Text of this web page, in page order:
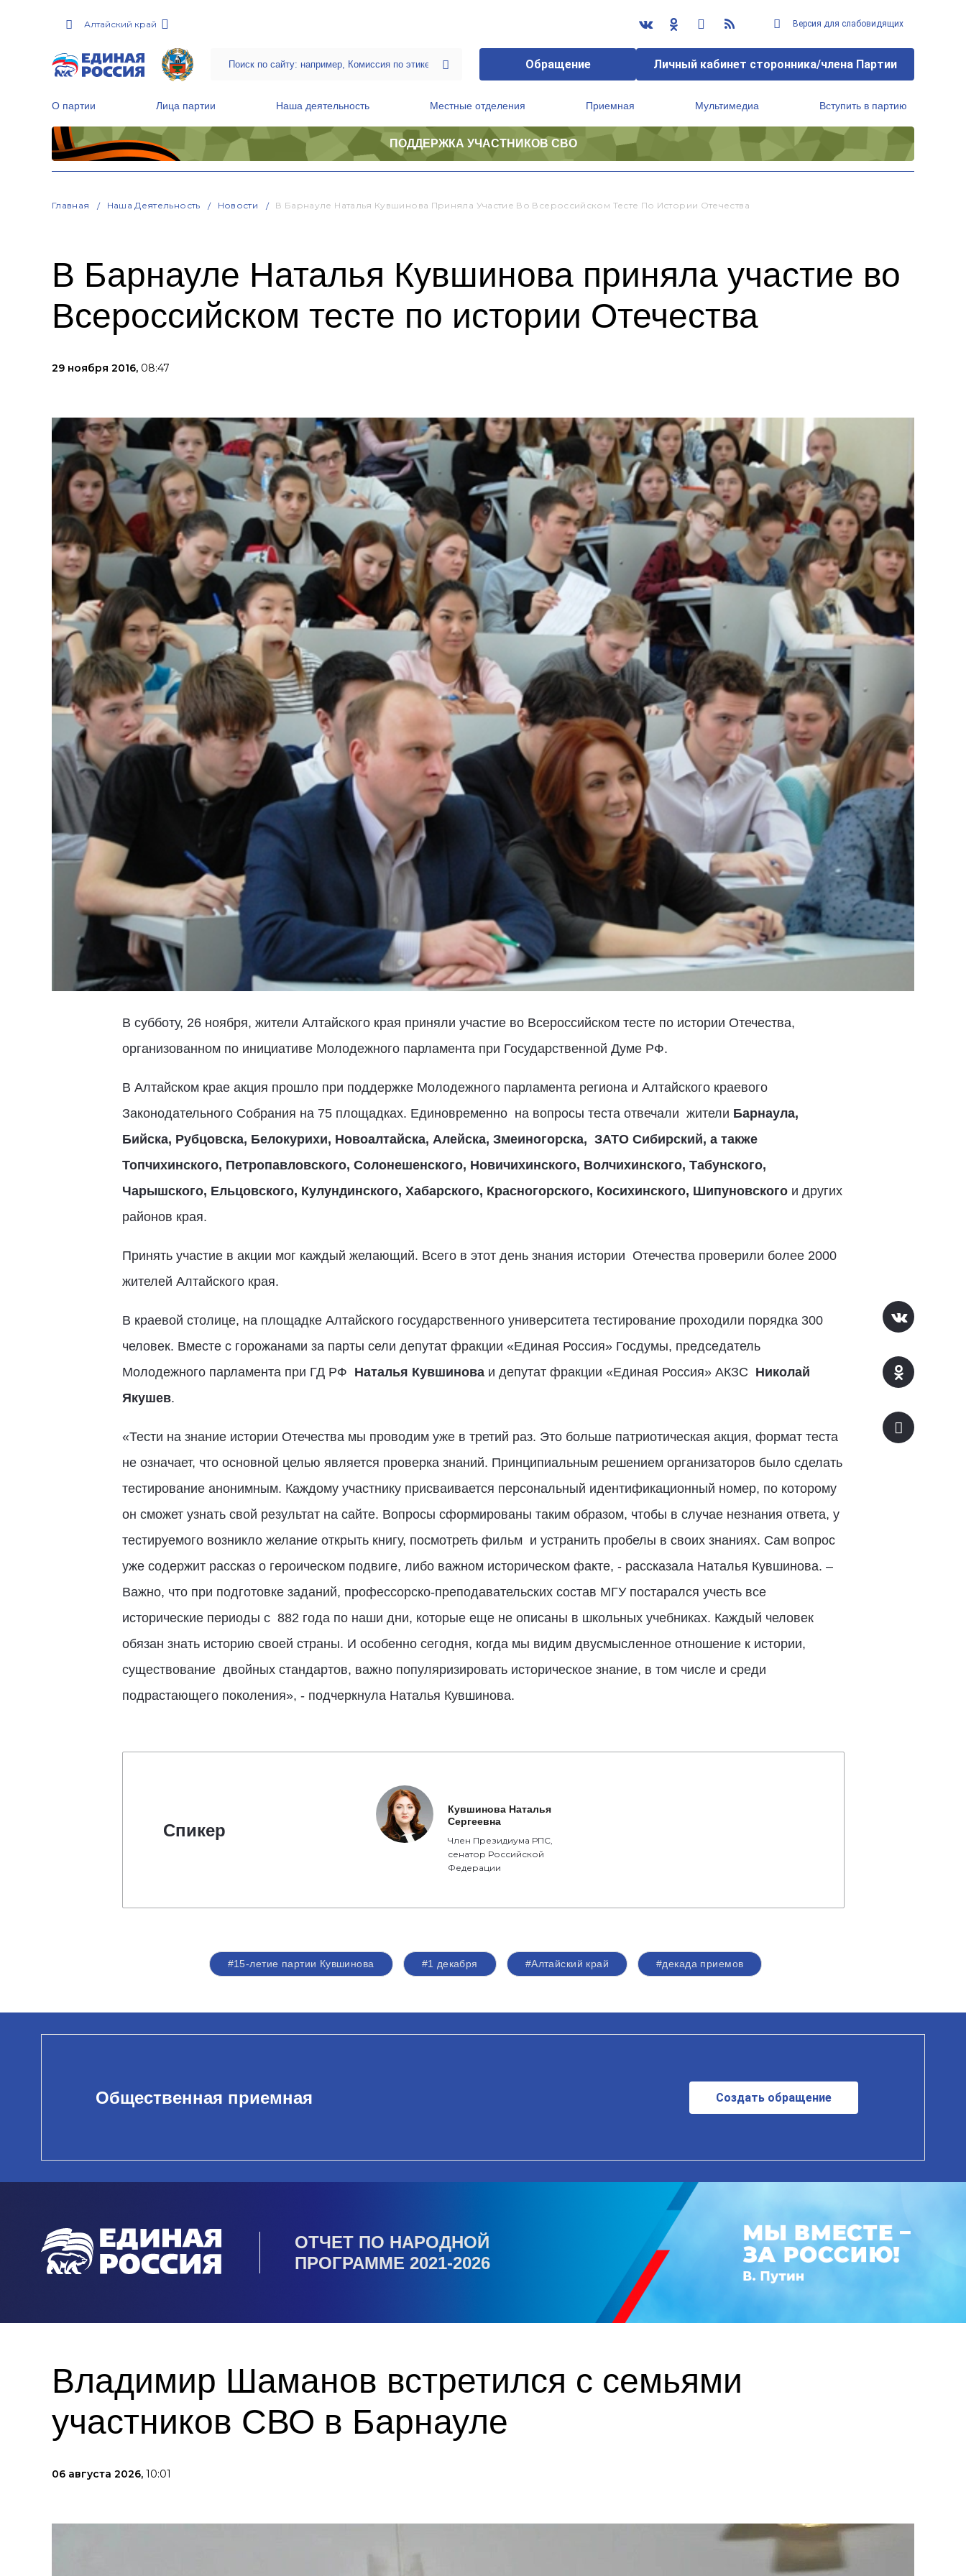
Алтайский край Версия для слабовидящих
Обращение Личный кабинет сторонника/члена Партии
О партии Лица партии Наша деятельность Местные отделения Приемная Мультимедиа Вступить в партию
ПОДДЕРЖКА УЧАСТНИКОВ СВО
Главная Наша Деятельность Новости В Барнауле Наталья Кувшинова Приняла Участие Во Всероссийском Тесте По Истории Отечества
В Барнауле Наталья Кувшинова приняла участие во
Всероссийском тесте по истории Отечества
29 ноября 2016, 08:47
В субботу, 26 ноября, жители Алтайского края приняли участие во Всероссийском тесте по истории Отечества,
организованном по инициативе Молодежного парламента при Государственной Думе РФ.
В Алтайском крае акция прошло при поддержке Молодежного парламента региона и Алтайского краевого
Законодательного Собрания на 75 площадках. Единовременно на вопросы теста отвечали жители Барнаула,
Бийска, Рубцовска, Белокурихи, Новоалтайска, Алейска, Змеиногорска, ЗАТО Сибирский, а также
Топчихинского, Петропавловского, Солонешенского, Новичихинского, Волчихинского, Табунского,
Чарышского, Ельцовского, Кулундинского, Хабарского, Красногорского, Косихинского, Шипуновскогои других
районов края.
Принять участие в акции мог каждый желающий. Всего в этот день знания истории Отечества проверили более 2000
жителей Алтайского края.
В краевой столице, на площадке Алтайского государственного университета тестирование проходили порядка 300
человек. Вместе с горожанами за парты сели депутат фракции «Единая Россия» Госдумы, председатель
Молодежного парламента при ГД РФ Наталья Кувшиноваи депутат фракции «Единая Россия» АКЗС Николай
Якушев.
«Тести на знание истории Отечества мы проводим уже в третий раз. Это больше патриотическая акция, формат теста
не означает, что основной целью является проверка знаний. Принципиальным решением организаторов было сделать
тестирование анонимным. Каждому участнику присваивается персональный идентификационный номер, по которому
он сможет узнать свой результат на сайте. Вопросы сформированы таким образом, чтобы в случае незнания ответа, у
тестируемого возникло желание открыть книгу, посмотреть фильм и устранить пробелы в своих знаниях. Сам вопрос
уже содержит рассказ о героическом подвиге, либо важном историческом факте, - рассказала Наталья Кувшинова. –
Важно, что при подготовке заданий, профессорско-преподавательских состав МГУ постарался учесть все
исторические периоды с 882 года по наши дни, которые еще не описаны в школьных учебниках. Каждый человек
обязан знать историю своей страны. И особенно сегодня, когда мы видим двусмысленное отношение к истории,
существование двойных стандартов, важно популяризировать историческое знание, в том числе и среди
подрастающего поколения», - подчеркнула Наталья Кувшинова.
Спикер
Кувшинова Наталья
Сергеевна
Член Президиума РПС,
сенатор Российской
Федерации
#15-летие партии Кувшинова #1 декабря #Алтайский край #декада приемов
Общественная приемная Создать обращение
ОТЧЕТ ПО НАРОДНОЙ
ПРОГРАММЕ 2021-2026
Владимир Шаманов встретился с семьями
участников СВО в Барнауле
06 августа 2026, 10:01